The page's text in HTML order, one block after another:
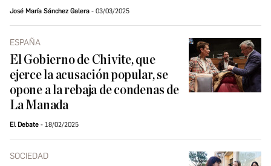
José María Sánchez Galera 03/03/2025
ESPAÑA
El Gobierno de Chivite, que
ejerce la acusación popular, se
opone a la rebaja de condenas de
La Manada
El Debate 18/02/2025
SOCIEDAD